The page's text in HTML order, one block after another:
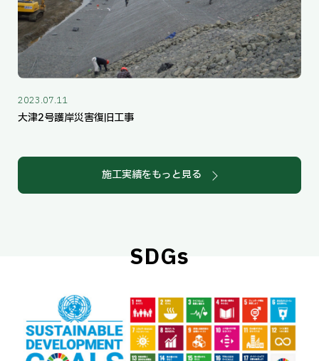
2023.07.11
大津2号護岸災害復旧工事
施工実績をもっと見る
SDGs